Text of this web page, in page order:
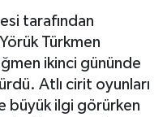
tarafından
Türkmen
ikinci gününde
Atlı cirit oyunları
büyük ilgi görürken